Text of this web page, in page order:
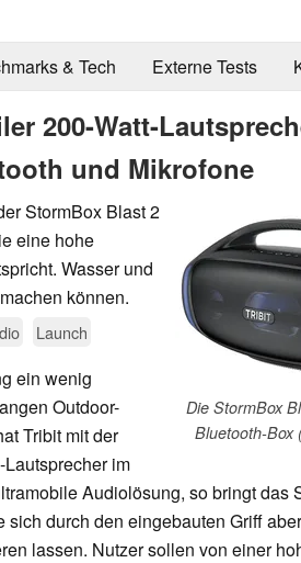
& Tech Externe Tests
200-Watt-
und Mikrofone
Die StormBox
Bluetooth-Box
StormBox Blast 2
eine hohe
Wasser und
können.
Launch
ein wenig
Outdoor-
Tribit mit der
im
Audiolösung, so bringt das
sich durch den eingebauten Griff aber
lassen. Nutzer sollen von einer